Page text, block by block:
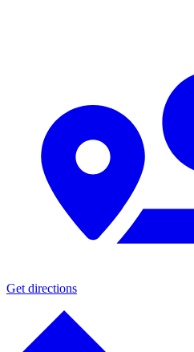
Get directions